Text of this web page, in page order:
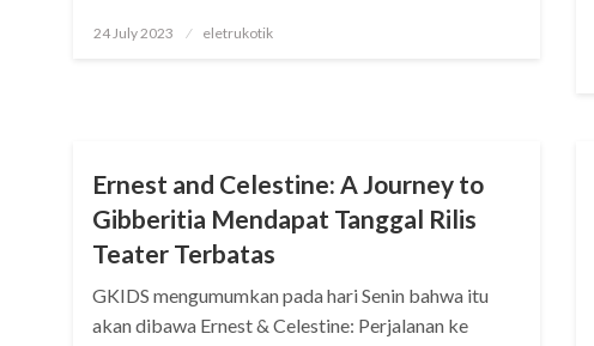
Posted
24 July 2023 eletrukotik
Ernest and Celestine: A Journey to
Gibberitia Mendapat Tanggal Rilis
Teater Terbatas
GKIDS mengumumkan pada hari Senin bahwa itu
akan dibawa Ernest & Celestine: Perjalanan ke